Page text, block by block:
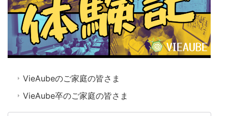
VieAubeのご家庭の皆さま
VieAube卒のご家庭の皆さま